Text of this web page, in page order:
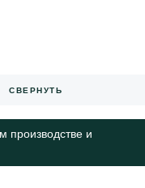
СВЕРНУТЬ
и